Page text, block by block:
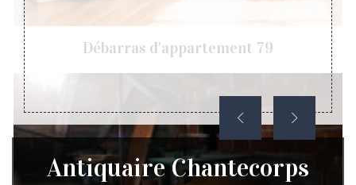
Débarras d'appartement 79
son
ou
Antiquaire Chantecorps